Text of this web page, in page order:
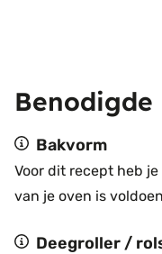
Benodigde
Bakvorm
Voor dit recept heb
van je oven is
Deegroller /